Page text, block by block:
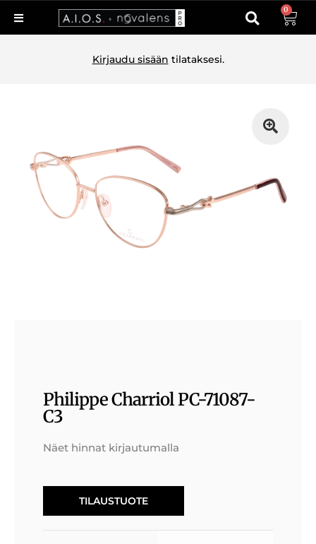
0
Kirjaudu sisään tilataksesi.
Philippe Charriol PC-71087-
C3
Näet hinnat kirjautumalla
TILAUSTUOTE